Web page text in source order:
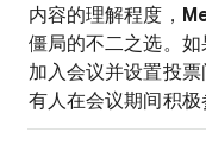
内容的理解程度，
僵局的不二之选。
加入会议并设置投
有人在会议期间积极